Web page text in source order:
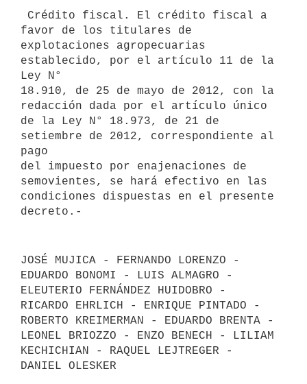
favor de los titulares de
explotaciones agropecuarias
establecido, por el artículo 11 de la
Ley N°
18.910, de 25 de mayo de 2012, con la
redacción dada por el artículo único
de la Ley N° 18.973, de 21 de
setiembre de 2012, correspondiente al
pago
del impuesto por enajenaciones de
semovientes, se hará efectivo en las
condiciones dispuestas en el presente
JOSÉ MUJICA - FERNANDO LORENZO -
EDUARDO BONOMI - LUIS ALMAGRO -
ELEUTERIO FERNÁNDEZ HUIDOBRO -
RICARDO EHRLICH - ENRIQUE PINTADO -
ROBERTO KREIMERMAN - EDUARDO BRENTA -
LEONEL BRIOZZO - ENZO BENECH - LILIAM
KECHICHIAN - RAQUEL LEJTREGER -
DANIEL OLESKER